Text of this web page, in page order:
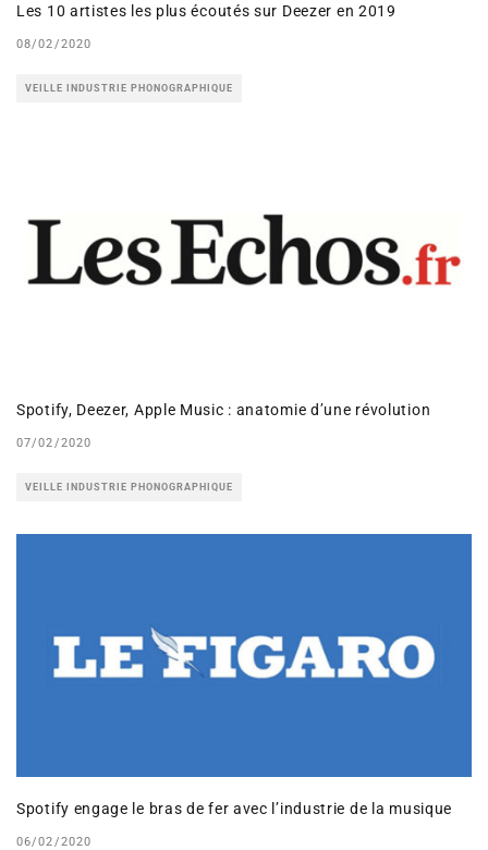
Les 10 artistes les plus écoutés sur Deezer en 2019
08/02/2020
VEILLE INDUSTRIE PHONOGRAPHIQUE
Spotify, Deezer, Apple Music : anatomie d’une révolution
07/02/2020
VEILLE INDUSTRIE PHONOGRAPHIQUE
Spotify engage le bras de fer avec l’industrie de la musique
06/02/2020